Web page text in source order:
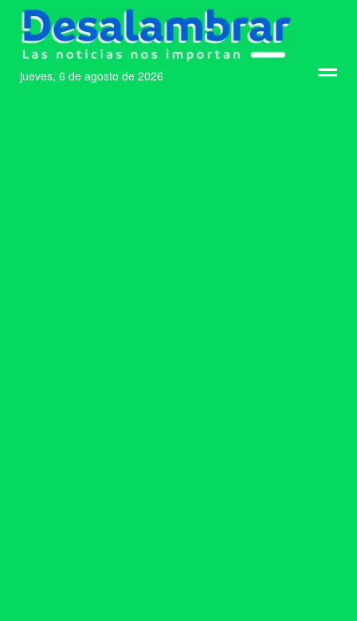
jueves, 6 de agosto de 2026